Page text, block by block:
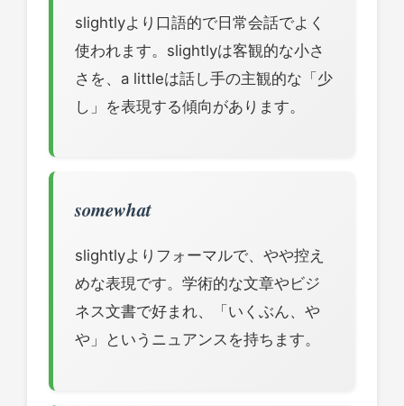
slightlyより口語的で日常会話でよく
使われます。slightlyは客観的な小さ
さを、a littleは話し手の主観的な「少
し」を表現する傾向があります。
somewhat
slightlyよりフォーマルで、やや控え
めな表現です。学術的な文章やビジ
ネス文書で好まれ、「いくぶん、や
や」というニュアンスを持ちます。